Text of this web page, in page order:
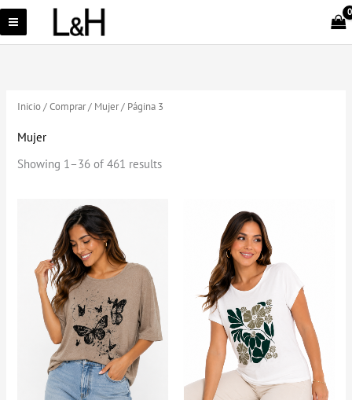
Ir
al
Inicio/Comprar/ Mujer/ Página 3
Mujer
Showing 1–36 of 461 results